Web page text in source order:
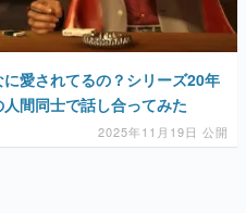
に愛されてるの？シリーズ20年
間同士で話し合ってみた
2025年11月19日 公開